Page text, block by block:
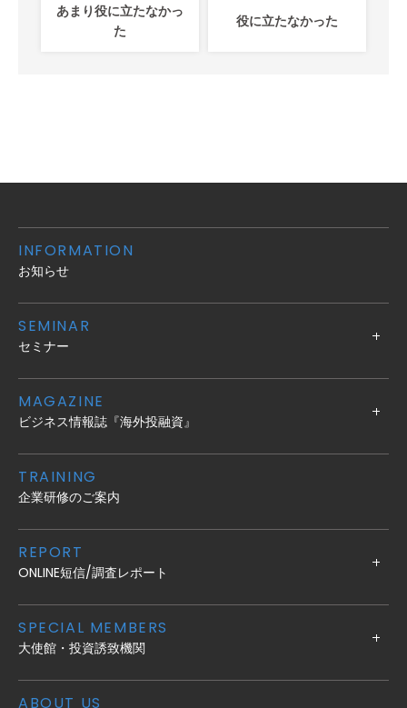
あまり役に立たなかっ
た
役に立たなかった
INFORMATION
お知らせ
SEMINAR
セミナー
MAGAZINE
ビジネス情報誌『海外投融資』
TRAINING
企業研修のご案内
REPORT
ONLINE短信/調査レポート
SPECIAL MEMBERS
大使館・投資誘致機関
ABOUT US